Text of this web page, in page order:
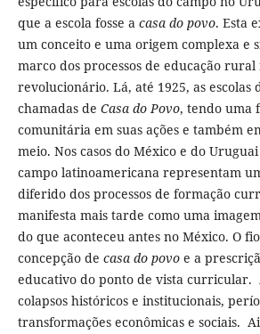
que a escola fosse a casa do povo. Esta
um conceito e uma origem complexa e
marco dos processos de educação rural
revolucionário. Lá, até 1925, as escolas
chamadas de Casa do Povo, tendo uma
comunitária em suas ações e também
meio. Nos casos do México e do
campo latinoamericana representam
diferido dos processos de formação
manifesta mais tarde como uma
do que aconteceu antes no México. O
concepção de casa do povoe a
educativo do ponto de vista curricular.
colapsos históricos e institucionais,
transformações econômicas e sociais.